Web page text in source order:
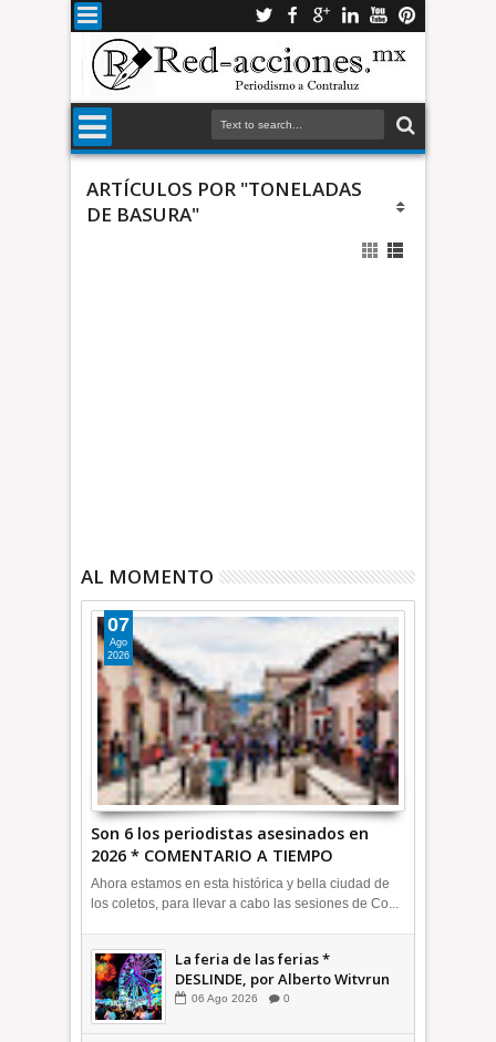
ARTÍCULOS POR "TONELADAS
DE BASURA"
AL MOMENTO
Son 6 los periodistas asesinados en
2026 * COMENTARIO A TIEMPO
07
Ago
2026
Ahora estamos en esta histórica y bella ciudad de
los coletos, para llevar a cabo las sesiones de Co...
La feria de las ferias *
DESLINDE, por Alberto Witvrun
06 Ago 2026 0